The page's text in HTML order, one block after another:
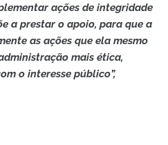
ações de integridade
a prestar o apoio, para que a
as ações que ela mesmo
mais ética,
o interesse público”,